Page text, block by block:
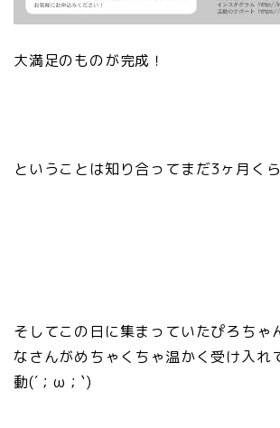
大満足のものが完成！
ということは知り合ってまだ3ヶ月く
そしてこの日に集まっていたぴろちゃ
なさんがめちゃくちゃ温かく受け入れ
動(´；ω；`)